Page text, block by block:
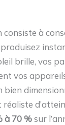
consiste à
brille, vos
vos
réaliste
à 70 %sur